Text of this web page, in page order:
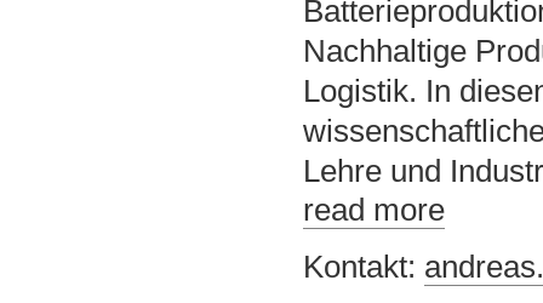
Nachhaltige
Logistik. In
Lehre und
read more
Kontakt: